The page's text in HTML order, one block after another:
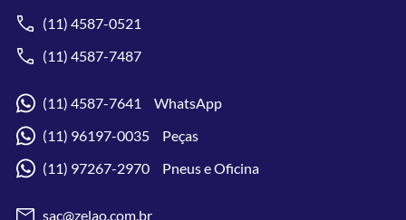
(11) 4587-0521
(11) 4587-7487
(11) 4587-7641 WhatsApp
(11) 96197-0035 Peças
(11) 97267-2970 Pneus e Oficina
sac@zelao.com.br